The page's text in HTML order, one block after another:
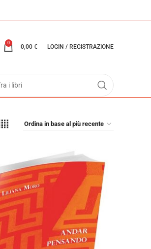
0
0,00 € LOGIN / REGISTRAZIONE
CartaceoeBook in ePub
14,90€